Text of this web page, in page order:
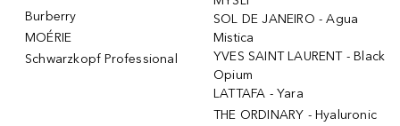
Burberry
MOÉRIE
Schwarzkopf Professional
SOL DE JANEIRO - Agua
Mistica
YVES SAINT LAURENT - Black
Opium
LATTAFA - Yara
THE ORDINARY - Hyaluronic